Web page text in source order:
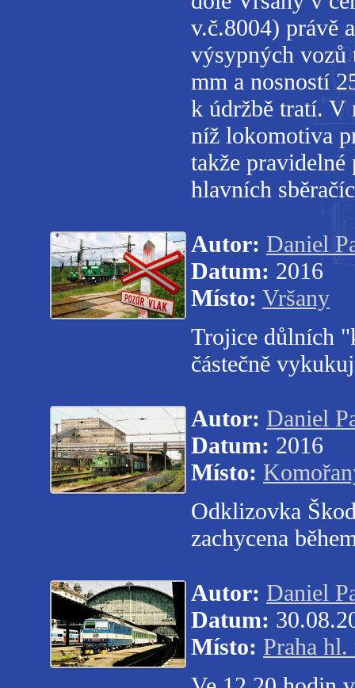
v.č.8004) právě
výsypných vozů
mm a nosností
k údržbě tratí. V
níž lokomotiva
takže pravidelné
hlavních
Autor: Daniel
Datum: 2016
Místo: Vršany
Trojice důlních
částečně
Autor: Daniel
Datum: 2016
Místo:
Odklizovka
zachycena
Autor: Daniel
Datum:
Místo: Praha hl.